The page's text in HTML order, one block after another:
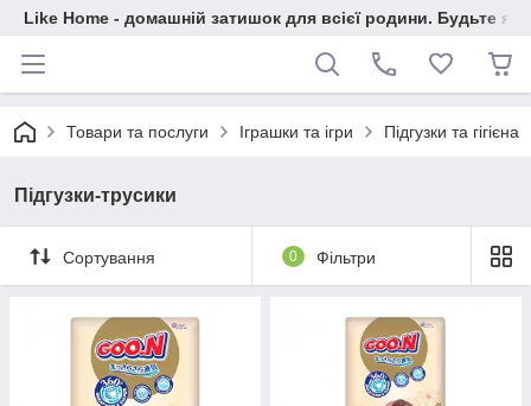
Like Home - домашній затишок для всієї родини. Будьте як
Товари та послуги Іграшки та ігри Підгузки та гігієна
Підгузки-трусики
Сортування 0 Фільтри